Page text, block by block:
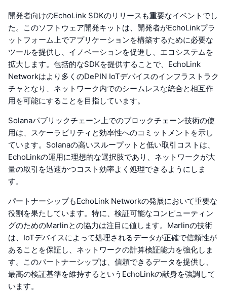
開発者向けのEchoLink SDKのリリースも重要なイベントでし
た。このソフトウェア開発キットは、開発者がEchoLinkプラ
ットフォーム上でアプリケーションを構築するために必要な
ツールを提供し、イノベーションを促進し、エコシステムを
拡大します。包括的なSDKを提供することで、EchoLink
Networkはより多くのDePIN IoTデバイスのインフラストラク
チャとなり、ネットワーク内でのシームレスな統合と相互作
用を可能にすることを目指しています。
Solanaパブリックチェーン上でのブロックチェーン技術の使
用は、スケーラビリティと効率性へのコミットメントを示し
ています。Solanaの高いスループットと低い取引コストは、
EchoLinkの運用に理想的な選択肢であり、ネットワークが大
量の取引を迅速かつコスト効率よく処理できるようにしま
す。
パートナーシップもEchoLink Networkの発展において重要な
役割を果たしています。特に、検証可能なコンピューティン
グのためのMarlinとの協力は注目に値します。Marlinの技術
は、IoTデバイスによって処理されるデータが正確で信頼性が
あることを保証し、ネットワークの計算検証能力を強化しま
す。このパートナーシップは、信頼できるデータを提供し、
最高の検証基準を維持するというEchoLinkの献身を強調して
います。